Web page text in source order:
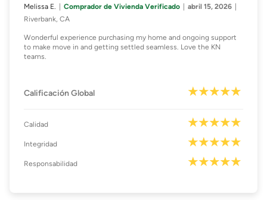
Melissa E. Comprador de Vivienda Verificado
abril 15, 2026
Riverbank, CA
Wonderful experience purchasing my home and ongoing support
to make move in and getting settled seamless. Love the KN
teams.
Calificación Global
Calidad
Integridad
Responsabilidad